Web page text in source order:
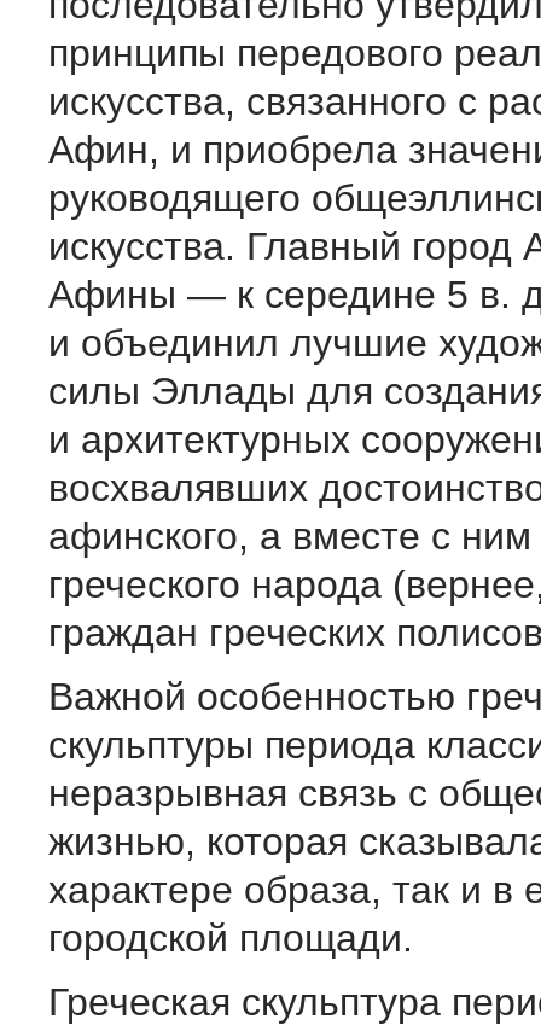
принципы передового
искусства, связанного с
Афин, и приобрела
руководящего
искусства. Главный город
Афины — к середине 5 в.
и объединил лучшие
силы Эллады для
и архитектурных
восхвалявших
афинского, а вместе с ним
греческого народа
граждан греческих
Важной особенностью
скульптуры периода
неразрывная связь с
жизнью, которая
характере образа, так и в
городской площади.
Греческая скульптура